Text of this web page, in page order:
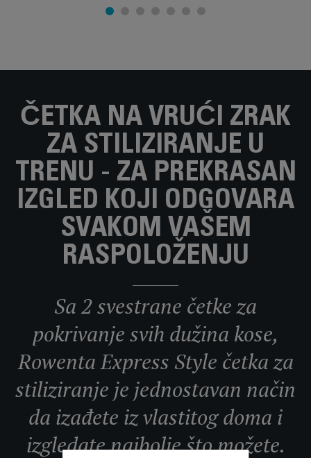
ČETKA NA VRUĆI ZRAK
ZA STILIZIRANJE U
TRENU - ZA PREKRASAN
IZGLED KOJI ODGOVARA
SVAKOM VAŠEM
RASPOLOŽENJU
Sa 2 svestrane četke za
pokrivanje svih dužina kose,
Rowenta Express Style četka za
stiliziranje je jednostavan način
da izađete iz vlastitog doma i
izgledate najbolje što možete.